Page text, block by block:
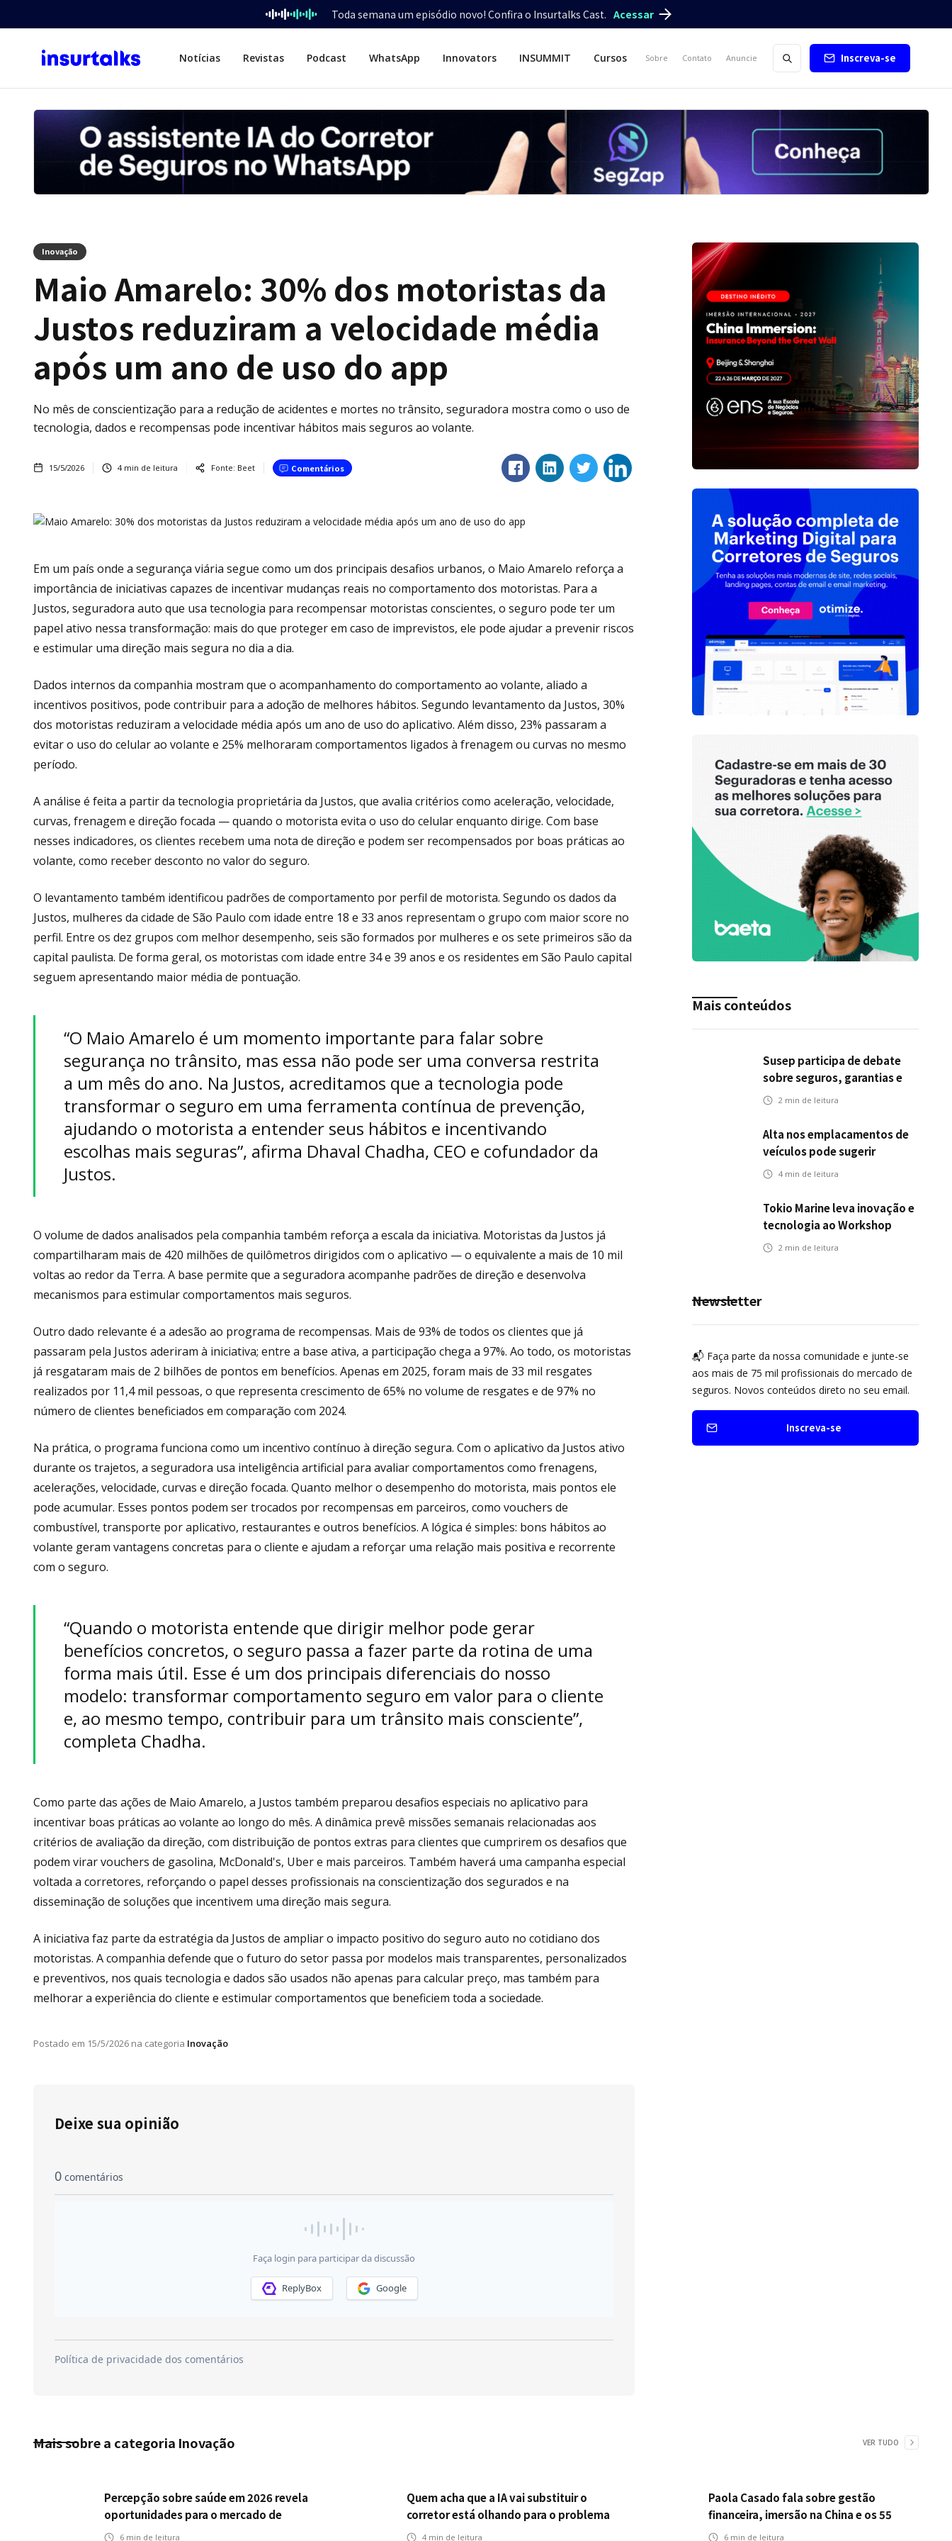
Toda semana um episódio novo! Confira o Insurtalks Cast. Acessar
Notícias Revistas Podcast WhatsApp Innovators INSUMMIT Cursos Sobre Contato Anuncie Inscreva-se
Inovação
Maio Amarelo: 30% dos motoristas da
Justos reduziram a velocidade média
após um ano de uso do app
No mês de conscientização para a redução de acidentes e mortes no trânsito, seguradora mostra como o uso de
tecnologia, dados e recompensas pode incentivar hábitos mais seguros ao volante.
15/5/2026 4min de leitura Fonte: Beet Comentários
Em um país onde a segurança viária segue como um dos principais desafios urbanos, o Maio Amarelo reforça a
importância de iniciativas capazes de incentivar mudanças reais no comportamento dos motoristas. Para a
Justos, seguradora auto que usa tecnologia para recompensar motoristas conscientes, o seguro pode ter um
papel ativo nessa transformação: mais do que proteger em caso de imprevistos, ele pode ajudar a prevenir riscos
e estimular uma direção mais segura no dia a dia.
Dados internos da companhia mostram que o acompanhamento do comportamento ao volante, aliado a
incentivos positivos, pode contribuir para a adoção de melhores hábitos. Segundo levantamento da Justos, 30%
dos motoristas reduziram a velocidade média após um ano de uso do aplicativo. Além disso, 23% passaram a
evitar o uso do celular ao volante e 25% melhoraram comportamentos ligados à frenagem ou curvas no mesmo
período.
A análise é feita a partir da tecnologia proprietária da Justos, que avalia critérios como aceleração, velocidade,
curvas, frenagem e direção focada — quando o motorista evita o uso do celular enquanto dirige. Com base
nesses indicadores, os clientes recebem uma nota de direção e podem ser recompensados por boas práticas ao
volante, como receber desconto no valor do seguro.
O levantamento também identificou padrões de comportamento por perfil de motorista. Segundo os dados da
Justos, mulheres da cidade de São Paulo com idade entre 18 e 33 anos representam o grupo com maior score no
perfil. Entre os dez grupos com melhor desempenho, seis são formados por mulheres e os sete primeiros são da
capital paulista. De forma geral, os motoristas com idade entre 34 e 39 anos e os residentes em São Paulo capital
seguem apresentando maior média de pontuação.
“O Maio Amarelo é um momento importante para falar sobre
segurança no trânsito, mas essa não pode ser uma conversa restrita
a um mês do ano. Na Justos, acreditamos que a tecnologia pode
transformar o seguro em uma ferramenta contínua de prevenção,
ajudando o motorista a entender seus hábitos e incentivando
escolhas mais seguras”, afirma Dhaval Chadha, CEO e cofundador da
Justos.
O volume de dados analisados pela companhia também reforça a escala da iniciativa. Motoristas da Justos já
compartilharam mais de 420 milhões de quilômetros dirigidos com o aplicativo — o equivalente a mais de 10 mil
voltas ao redor da Terra. A base permite que a seguradora acompanhe padrões de direção e desenvolva
mecanismos para estimular comportamentos mais seguros.
Outro dado relevante é a adesão ao programa de recompensas. Mais de 93% de todos os clientes que já
passaram pela Justos aderiram à iniciativa; entre a base ativa, a participação chega a 97%. Ao todo, os motoristas
já resgataram mais de 2 bilhões de pontos em benefícios. Apenas em 2025, foram mais de 33 mil resgates
realizados por 11,4 mil pessoas, o que representa crescimento de 65% no volume de resgates e de 97% no
número de clientes beneficiados em comparação com 2024.
Na prática, o programa funciona como um incentivo contínuo à direção segura. Com o aplicativo da Justos ativo
durante os trajetos, a seguradora usa inteligência artificial para avaliar comportamentos como frenagens,
acelerações, velocidade, curvas e direção focada. Quanto melhor o desempenho do motorista, mais pontos ele
pode acumular. Esses pontos podem ser trocados por recompensas em parceiros, como vouchers de
combustível, transporte por aplicativo, restaurantes e outros benefícios. A lógica é simples: bons hábitos ao
volante geram vantagens concretas para o cliente e ajudam a reforçar uma relação mais positiva e recorrente
com o seguro.
“Quando o motorista entende que dirigir melhor pode gerar
benefícios concretos, o seguro passa a fazer parte da rotina de uma
forma mais útil. Esse é um dos principais diferenciais do nosso
modelo: transformar comportamento seguro em valor para o cliente
e, ao mesmo tempo, contribuir para um trânsito mais consciente”,
completa Chadha.
Como parte das ações de Maio Amarelo, a Justos também preparou desafios especiais no aplicativo para
incentivar boas práticas ao volante ao longo do mês. A dinâmica prevê missões semanais relacionadas aos
critérios de avaliação da direção, com distribuição de pontos extras para clientes que cumprirem os desafios que
podem virar vouchers de gasolina, McDonald's, Uber e mais parceiros. Também haverá uma campanha especial
voltada a corretores, reforçando o papel desses profissionais na conscientização dos segurados e na
disseminação de soluções que incentivem uma direção mais segura.
A iniciativa faz parte da estratégia da Justos de ampliar o impacto positivo do seguro auto no cotidiano dos
motoristas. A companhia defende que o futuro do setor passa por modelos mais transparentes, personalizados
e preventivos, nos quais tecnologia e dados são usados não apenas para calcular preço, mas também para
melhorar a experiência do cliente e estimular comportamentos que beneficiem toda a sociedade.
Postado em 15/5/2026 na categoria Inovação
Deixe sua opinião
Mais conteúdos
Susep participa de debate
sobre seguros, garantias e
riscos em infraestrutura de
2 min de leitura
Alta nos emplacamentos de
veículos pode sugerir
oportunidades para o seguro
4 min de leitura
Tokio Marine leva inovação e
tecnologia ao Workshop
Integrativo da Poli-USP
2 min de leitura
Newsletter
📬 Faça parte da nossa comunidade e junte-se
aos mais de 75 mil profissionais do mercado de
seguros. Novos conteúdos direto no seu email.
Inscreva-se
Mais sobre a categoria Inovação VER TUDO
Percepção sobre saúde em 2026 revela
oportunidades para o mercado de
seguros ampliar cobertura e prevenção
6 min de leitura
Quem acha que a IA vai substituir o
corretor está olhando para o problema
errado
4min de leitura
Paola Casado fala sobre gestão
financeira, imersão na China e os 55
anos da ENS
6 min de leitura